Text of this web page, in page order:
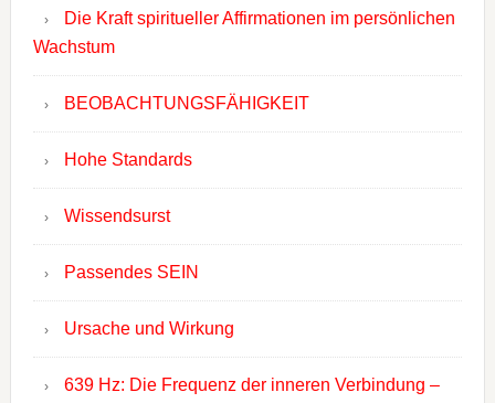
Die Kraft spiritueller Affirmationen im persönlichen
Wachstum
BEOBACHTUNGSFÄHIGKEIT
Hohe Standards
Wissendsurst
Passendes SEIN
Ursache und Wirkung
639 Hz: Die Frequenz der inneren Verbindung –